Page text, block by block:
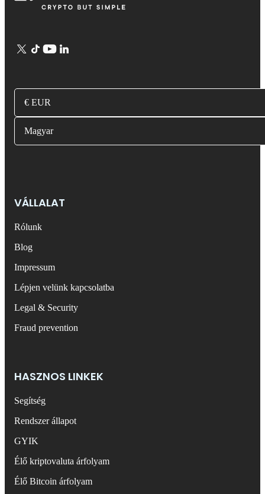
€ EUR
Magyar
VÁLLALAT
Rólunk
Blog
Impressum
Lépjen velünk kapcsolatba
Legal & Security
Fraud prevention
HASZNOS LINKEK
Segítség
Rendszer állapot
GYIK
Élő kriptovaluta árfolyam
Élő Bitcoin árfolyam